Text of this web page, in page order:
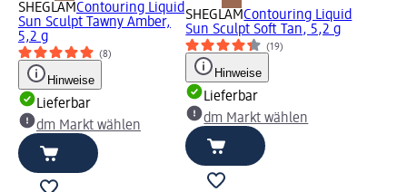
SHEGLAMContouring Liquid
Sun Sculpt Tawny Amber,
5,2 g
(8)
Hinweise
Lieferbar
dm Markt wählen
SHEGLAMContouring Liquid
Sun Sculpt Soft Tan, 5,2 g
(19)
Hinweise
Lieferbar
dm Markt wählen